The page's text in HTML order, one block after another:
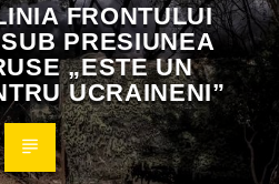
FRONTULUI
PRESIUNEA
„ESTE UN
UCRAINENI”